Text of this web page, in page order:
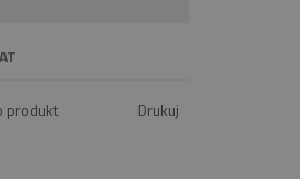
produkt Drukuj